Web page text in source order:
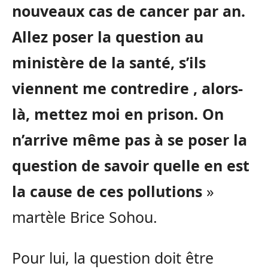
nouveaux cas de cancer par an.
Allez poser la question au
ministère de la santé, s’ils
viennent me contredire , alors-
là, mettez moi en prison. On
n’arrive même pas à se poser la
question de savoir quelle en est
la cause de ces pollutions »
martèle Brice Sohou.
Pour lui, la question doit être